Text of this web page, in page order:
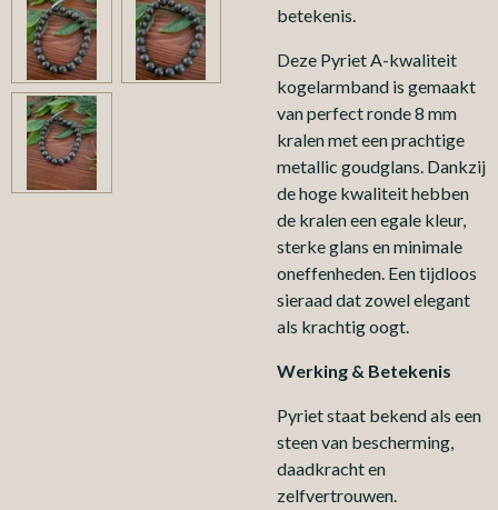
betekenis.
Deze Pyriet A-kwaliteit
kogelarmband is gemaakt
van perfect ronde 8 mm
kralen met een prachtige
metallic goudglans. Dankzij
de hoge kwaliteit hebben
de kralen een egale kleur,
sterke glans en minimale
oneffenheden. Een tijdloos
sieraad dat zowel elegant
als krachtig oogt.
Werking & Betekenis
Pyriet staat bekend als een
steen van bescherming,
daadkracht en
zelfvertrouwen.